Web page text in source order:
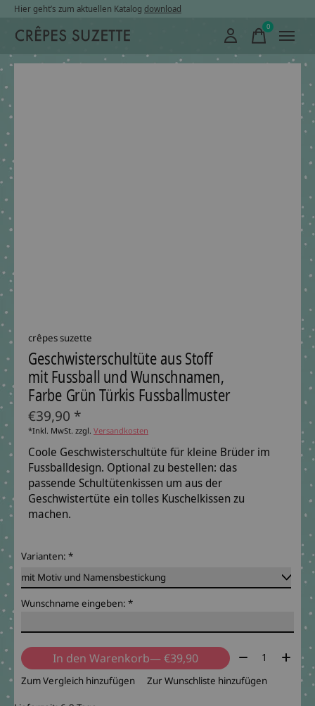
Hier geht’s zum aktuellen Katalog download
0items
crêpes suzette
Geschwisterschultüte aus Stoff
mit Fussball und Wunschnamen,
Farbe Grün Türkis Fussballmuster
€39,90 *
*Inkl. MwSt. zzgl. Versandkosten
Coole Geschwisterschultüte für kleine Brüder im
Fussballdesign. Optional zu bestellen: das
passende Schultütenkissen um aus der
Geschwistertüte ein tolles Kuschelkissen zu
machen.
Varianten: *
Wunschname eingeben: *
In den Warenkorb — €39,90 Menge:
Zum Vergleich hinzufügen Zur Wunschliste hinzufügen